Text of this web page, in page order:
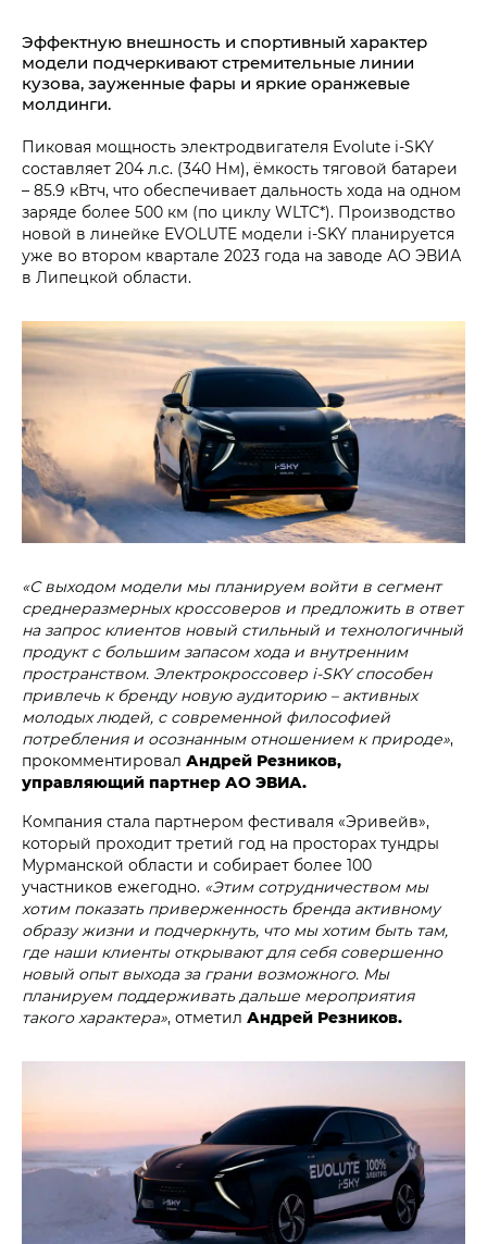
Эффектную внешность и спортивный характер
модели подчеркивают стремительные линии
кузова, зауженные фары и яркие оранжевые
молдинги.
Пиковая мощность электродвигателя Evolute i‑SKY
составляет 204 л.с. (340 Нм), ёмкость тяговой батареи
– 85.9 кВтч, что обеспечивает дальность хода на одном
заряде более 500 км (по циклу WLTC*). Производство
новой в линейке EVOLUTE модели i‑SKY планируется
уже во втором квартале 2023 года на заводе АО ЭВИА
в Липецкой области.
«С выходом модели мы планируем войти в сегмент
среднеразмерных кроссоверов и предложить в ответ
на запрос клиентов новый стильный и технологичный
продукт с большим запасом хода и внутренним
пространством. Электрокроссовер i‑SKY способен
привлечь к бренду новую аудиторию – активных
молодых людей, с современной философией
потребления и осознанным отношением к природе»,
прокомментировал Андрей Резников,
управляющий партнер АО ЭВИА.
Компания стала партнером фестиваля «Эривейв»,
который проходит третий год на просторах тундры
Мурманской области и собирает более 100
участников ежегодно. «Этим сотрудничеством мы
хотим показать приверженность бренда активному
образу жизни и подчеркнуть, что мы хотим быть там,
где наши клиенты открывают для себя совершенно
новый опыт выхода за грани возможного. Мы
планируем поддерживать дальше мероприятия
такого характера», отметил Андрей Резников.